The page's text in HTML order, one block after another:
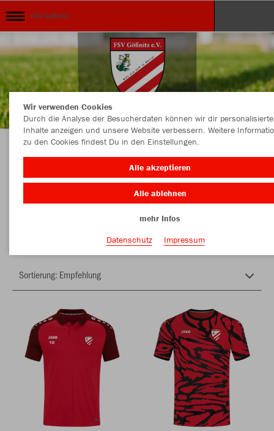
FSV Gößnitz
Herzlich Willkommen im Teamshop FSV
Gößnitz
Wir verwenden Cookies
Durch die Analyse der Besucherdaten können wir dir personalisierte
Inhalte anzeigen und unsere Website verbessern. Weitere
zu den Cookies findest Du in den Einstellungen.
Alle akzeptieren
Alle ablehnen
mehr Infos
Datenschutz
Impressum